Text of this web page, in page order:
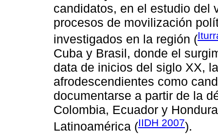
candidatos, en el estudio del
procesos de movilización
investigados en la región (
Cuba y Brasil, donde el
data de inicios del siglo XX,
afrodescendientes como
documentarse a partir de la
Colombia, Ecuador y
Latinoamérica (IIDH 2007).